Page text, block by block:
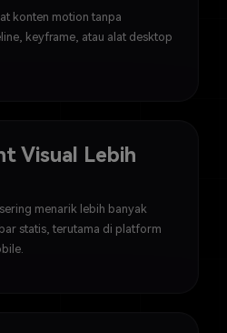
konten motion tanpa
keyframe, atau alat desktop
Visual Lebih
menarik lebih banyak
statis, terutama di platform